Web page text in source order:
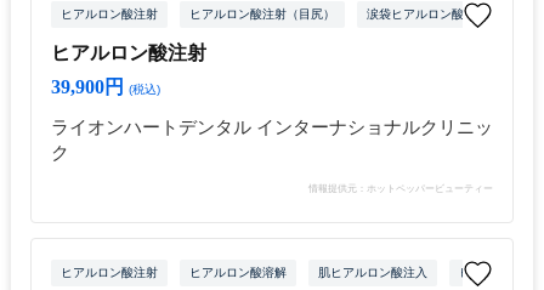
ヒアルロン酸注射 ヒアルロン酸注射（目尻） 涙袋ヒアルロン酸注射
ヒアルロン酸注射
39,900円
(税込)
ライオンハートデンタル インターナショナルクリニッ
ク
情報提供元：ホットペッパービューティー
ヒアルロン酸注射 ヒアルロン酸溶解 肌ヒアルロン酸注入 ヒアルロン酸